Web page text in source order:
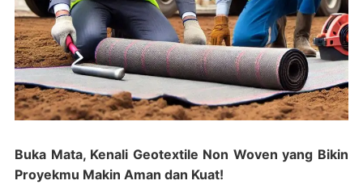
Buka Mata, Kenali Geotextile Non Woven yang Bikin
Proyekmu Makin Aman dan Kuat!